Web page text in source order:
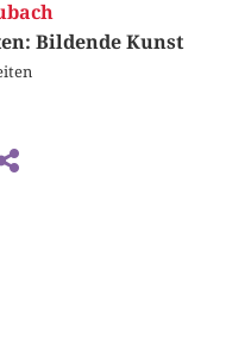
Bildende Kunst